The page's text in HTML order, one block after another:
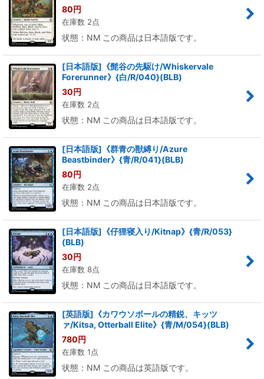
80円
在庫数 2点
状態：NM この商品は日本語版です。
[日本語版]《髭谷の先駆け/Whiskervale
Forerunner》{白/R/040}(BLB)
30円
在庫数 2点
状態：NM この商品は日本語版です。
[日本語版]《群青の獣縛り/Azure
Beastbinder》{青/R/041}(BLB)
80円
在庫数 2点
状態：NM この商品は日本語版です。
[日本語版]《仔狸寝入り/Kitnap》{青/R/053}
(BLB)
30円
在庫数 8点
状態：NM この商品は日本語版です。
[英語版]《カワウソボールの精鋭、キッツ
ァ/Kitsa, Otterball Elite》{青/M/054}(BLB)
780円
在庫数 1点
状態：NM この商品は英語版です。